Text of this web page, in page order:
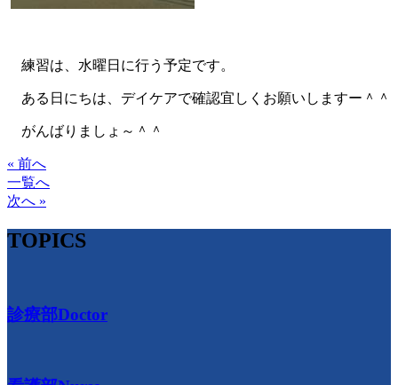
練習は、水曜日に行う予定です。
ある日にちは、デイケアで確認宜しくお願いしますー＾＾
がんばりましょ～＾＾
« 前へ
一覧へ
次へ »
TOPICS
診療部Doctor